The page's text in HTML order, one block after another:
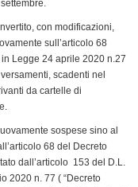
con modificazioni,
sull’articolo 68
Legge 24 aprile 2020 n.27
scadenti nel
da cartelle di
sospese sino al
68 del Decreto
dall’articolo 153 del D.L.
2020 n. 77 ( “Decreto